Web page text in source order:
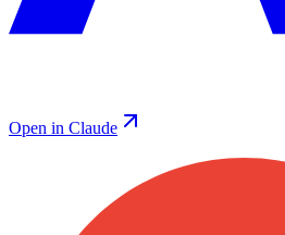
Open in Claude